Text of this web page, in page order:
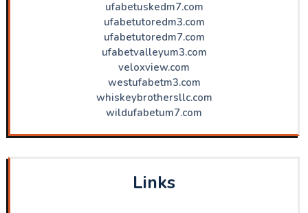
ufabetuskedm7.com
ufabetutoredm3.com
ufabetutoredm7.com
ufabetvalleyum3.com
veloxview.com
westufabetm3.com
whiskeybrothersllc.com
wildufabetum7.com
Links